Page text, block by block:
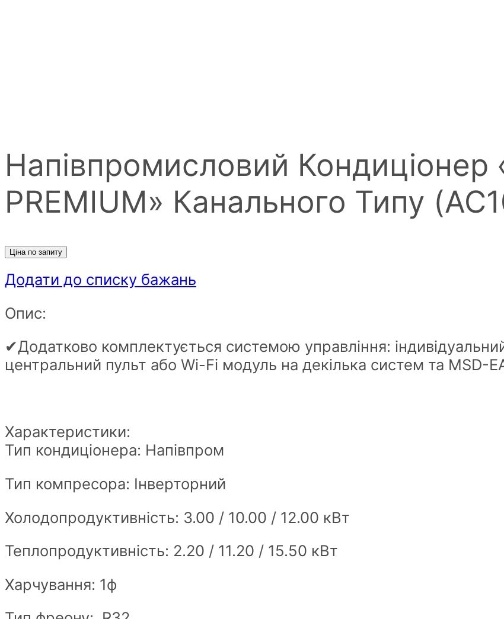
Напівпромисловий Кондиціонер
PREMIUM» Канального Типу
Ціна по запиту
Додати до списку бажань
Опис:
✔Додатково комплектується системою управління:
центральний пульт або Wi-Fi модуль на декілька систем та MSD-
Характеристики:
Тип кондиціонера: Напівпром
Тип компресора: Інверторний
Холодопродуктивність: 3.00 / 10.00 / 12.00 кВт
Теплопродуктивність: 2.20 / 11.20 / 15.50 кВт
Харчування: 1ф